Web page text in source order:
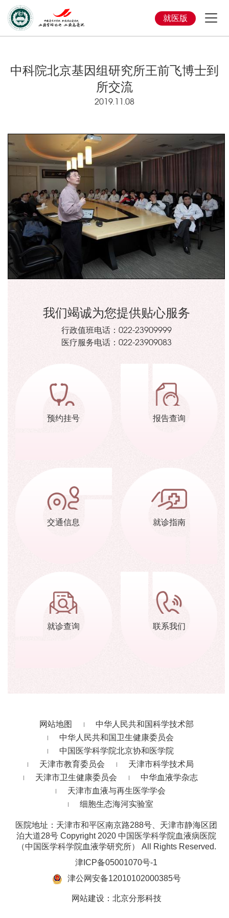
就医版
中科院北京基因组研究所王前飞博士到
所交流
2019.11.08
我们竭诚为您提供贴心服务
行政值班电话： 022-23909999
医疗服务电话： 022-23909083
预约挂号 报告查询
交通信息 就诊指南
就诊查询 联系我们
网站地图
中华人民共和国科学技术部
中华人民共和国卫生健康委员会
中国医学科学院北京协和医学院
天津市教育委员会
天津市科学技术局
天津市卫生健康委员会
中华血液学杂志
天津市血液与再生医学学会
细胞生态海河实验室
医院地址：天津市和平区南京路288号、天津市静海区团
泊大道28号 Copyright 2020 中国医学科学院血液病医院
（中国医学科学院血液学研究所） All Rights Reserved.
津ICP备05001070号-1
津公网安备12010102000385号
网站建设 ： 北京分形科技